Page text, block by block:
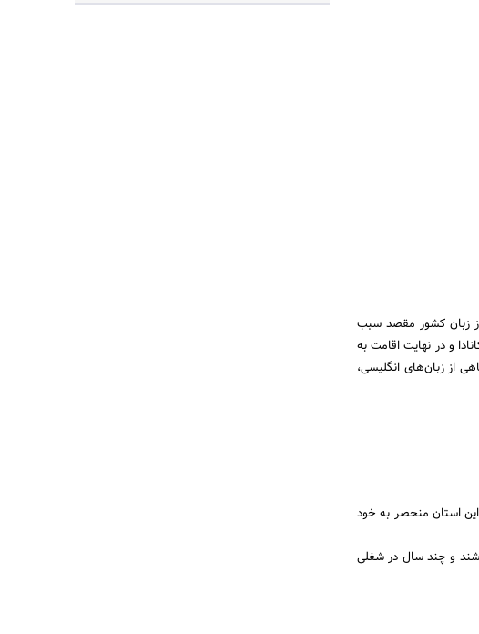
از زبان کشور مقصد سبب
و در نهایت اقامت به
از زبان‌های انگلیسی،
این استان منحصر به خود
و چند سال در شغلی